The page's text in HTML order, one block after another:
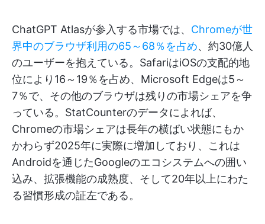
ChatGPT Atlasが参入する市場では、 Chromeが世
界中のブラウザ利用の65～68％を占め、約30億人
のユーザーを抱えている。SafariはiOSの支配的地
位により16～19％を占め、Microsoft Edgeは5～
7％で、その他のブラウザは残りの市場シェアを争
っている。StatCounterのデータによれば、
Chromeの市場シェアは長年の横ばい状態にもか
かわらず2025年に実際に増加しており、これは
Androidを通じたGoogleのエコシステムへの囲い
込み、拡張機能の成熟度、そして20年以上にわた
る習慣形成の証左である。